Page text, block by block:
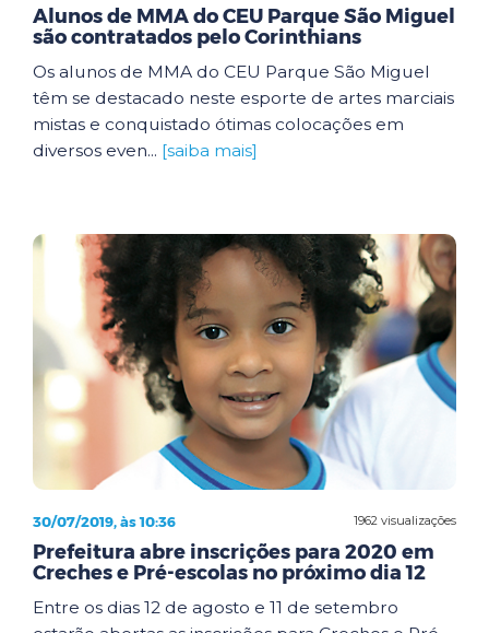
Alunos de MMA do CEU Parque São Miguel
são contratados pelo Corinthians
Os alunos de MMA do CEU Parque São Miguel
têm se destacado neste esporte de artes marciais
mistas e conquistado ótimas colocações em
diversos even... [saiba mais]
1962 visualizações
30/07/2019, às 10:36
Prefeitura abre inscrições para 2020 em
Creches e Pré-escolas no próximo dia 12
Entre os dias 12 de agosto e 11 de setembro